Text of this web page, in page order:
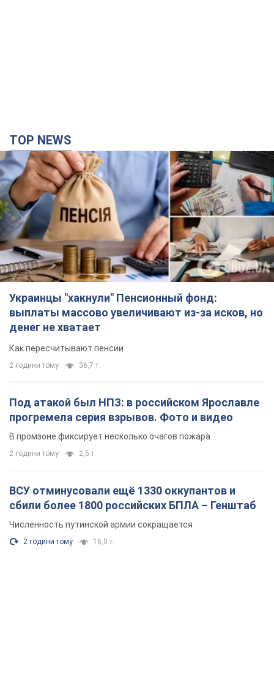
выплаты массово увеличивают из-за исков, но
денег не хватает
Как пересчитывают пенсии
2 години тому 36,7 т.
Под атакой был НПЗ: в российском Ярославле
прогремела серия взрывов. Фото и видео
В промзоне фиксирует несколько очагов пожара
2 години тому 2,5 т.
ВСУ отминусовали ещё 1330 оккупантов и
сбили более 1800 российских БПЛА – Генштаб
Численность путинской армии сокращается
2 години тому 16,0 т.